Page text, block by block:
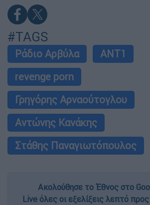
#TAGS
Ράδιο Αρβύλα
ΑΝΤ1
revenge porn
Γρηγόρης Αρναούτογλου
Αντώνης Κανάκης
Στάθης Παναγιωτόπουλος
Ακολούθησε το Έθνος στο
Live όλες οι εξελίξεις λεπτό